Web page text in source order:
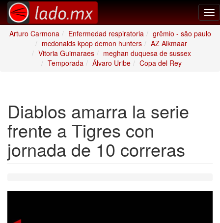
Arturo Carmona
Enfermedad respiratoria
grêmio - são paulo
mcdonalds kpop demon hunters
AZ Alkmaar
Vitoria Guimaraes
meghan duquesa de sussex
Temporada
Álvaro Uribe Copa del Rey
Diablos amarra la serie
frente a Tigres con
jornada de 10 correras